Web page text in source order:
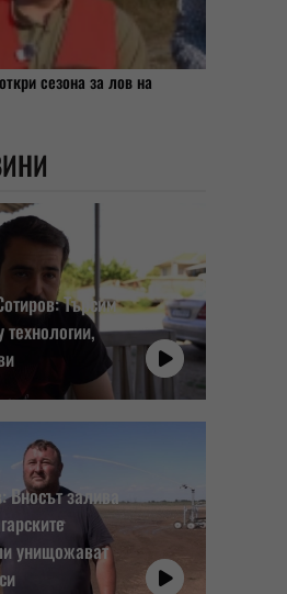
сезона за лов на
Търсим
Вносът залива
унищожават